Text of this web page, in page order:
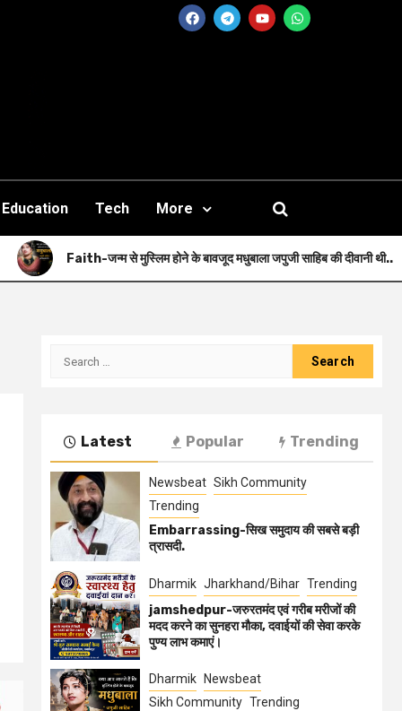
Education Tech More
जन्म से मुस्लिम होने के बावजूद मधुबाला जपुजी साहिब की दीवानी थी..
Latest Popular Trending
Newsbeat Sikh Community
Trending
Embarrassing-सिख समुदाय की सबसे बड़ी
त्रासदी.
Dharmik Jharkhand/Bihar Trending
jamshedpur-जरुरतमंद एवं गरीब मरीजों की
मदद करने का सुनहरा मौका, दवाईयों की सेवा करके
पुण्य लाभ कमाएं।
Dharmik
Newsbeat
Sikh Community Trending